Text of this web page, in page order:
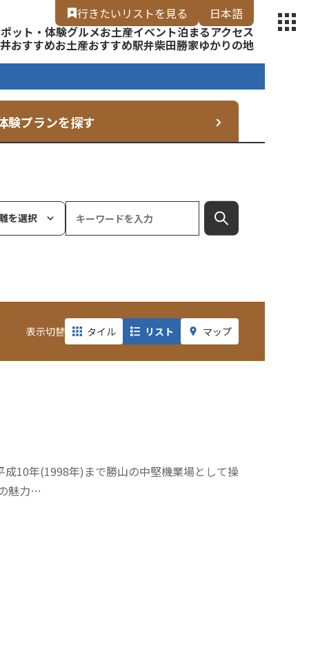
福いろ】
行きたいリストを見る
日本語
English
ット・体験グルメお土産イベント泊まるアクセス
おすすめお土産おすすめ駅弁柴田勝家ゆかりの地
験プランを探す
を選択
表示切替 タイル リスト マップ
10年(1998年)まで勝山の中堅機業場として操
魅力…